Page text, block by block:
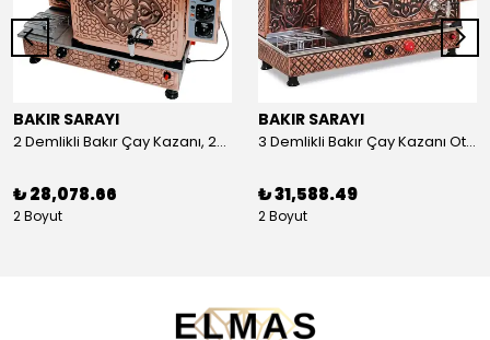
BAKIR SARAYI
2 Demlikli Bakır Çay Kazanı, 25 Litre
₺ 28,078.66
2 Boyut
BAKIR SARAYI
3 Demlikli Bakır Çay Kazanı Otomatik, 30 Litre
₺ 31,588.49
2 Boyut